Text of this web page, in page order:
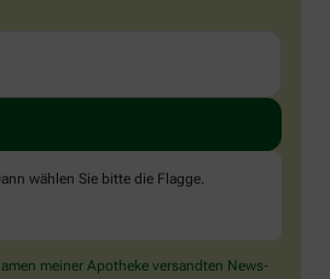
wählen Sie bitte die Flagge
meiner Apotheke versandten News-